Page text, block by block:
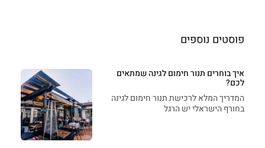
פוסטים נוספים
איך בוחרים תנור חימום לגינה שמתאים
לכם?
המדריך המלא לרכישת תנור חימום לגינה
בחורף הישראלי יש הרגל